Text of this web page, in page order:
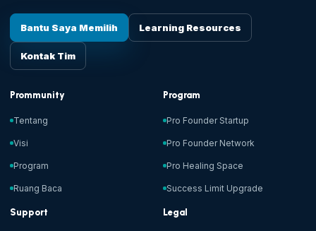
Bantu Saya Memilih Learning Resources
Kontak Tim
Prommunity
Tentang
Visi
Program
Ruang Baca
Program
Pro Founder Startup
Pro Founder Network
Pro Healing Space
Success Limit Upgrade
Support Legal